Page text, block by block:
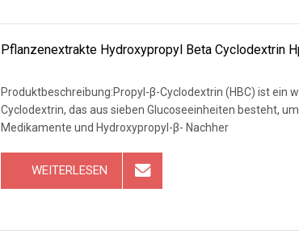
Pflanzenextrakte Hydroxypropyl Beta Cyclodextrin
Produktbeschreibung:Propyl-β-Cyclodextrin (HBC) ist ein
Cyclodextrin, das aus sieben Glucoseeinheiten besteht,
Medikamente und Hydroxypropyl-β- Nachher
WEITERLESEN